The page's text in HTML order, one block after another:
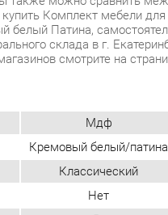
Мдф
Кремовый белый/патина
Классический
Нет
Нет